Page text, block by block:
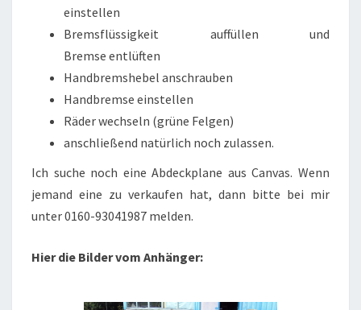
einstellen
Bremsflüssigkeit auffüllen und
Bremse entlüften
Handbremshebel anschrauben
Handbremse einstellen
Räder wechseln (grüne Felgen)
anschließend natürlich noch zulassen.
Ich suche noch eine Abdeckplane aus Canvas. Wenn
jemand eine zu verkaufen hat, dann bitte bei mir
unter 0160-93041987 melden.
Hier die Bilder vom Anhänger: